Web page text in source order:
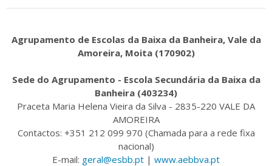
Agrupamento de Escolas da Baixa da Banheira, Vale da
Amoreira, Moita (170902)
Sede do Agrupamento - Escola Secundária da Baixa da
Banheira (403234)
Praceta Maria Helena Vieira da Silva - 2835-220 VALE DA
AMOREIRA
Contactos: +351 212 099 970 (Chamada para a rede fixa
nacional)
E-mail: geral@esbb.pt | www.aebbva.pt